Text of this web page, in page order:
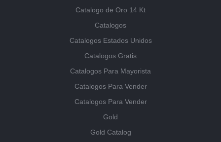
Catalogo de Oro 14 Kt
Catalogos
Catalogos Estados Unidos
Catalogos Gratis
Catalogos Para Mayorista
Catalogos Para Vender
Catalogos Para Vender
Gold
Gold Catalog